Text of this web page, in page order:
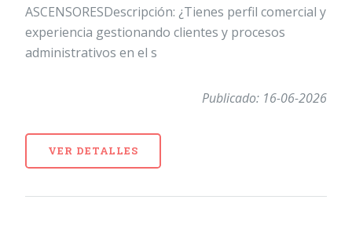
ASCENSORESDescripción: ¿Tienes perfil comercial y
experiencia gestionando clientes y procesos
administrativos en el s
Publicado: 16-06-2026
VER DETALLES